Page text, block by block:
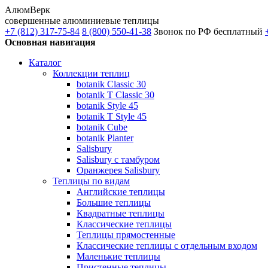
АлюмВерк
совершенные алюминиевые теплицы
+7 (812) 317-75-84 8 (800) 550-41-38 Звонок по РФ бесплатный
Основная навигация
Каталог
Коллекции теплиц
botanik Classic 30
botanik T Classic 30
botanik Style 45
botanik Т Style 45
botanik Cube
botanik Planter
Salisbury
Salisbury с тамбуром
Оранжерея Salisbury
Теплицы по видам
Английские теплицы
Большие теплицы
Квадратные теплицы
Классические теплицы
Теплицы прямостенные
Классические теплицы с отдельным входом
Маленькие теплицы